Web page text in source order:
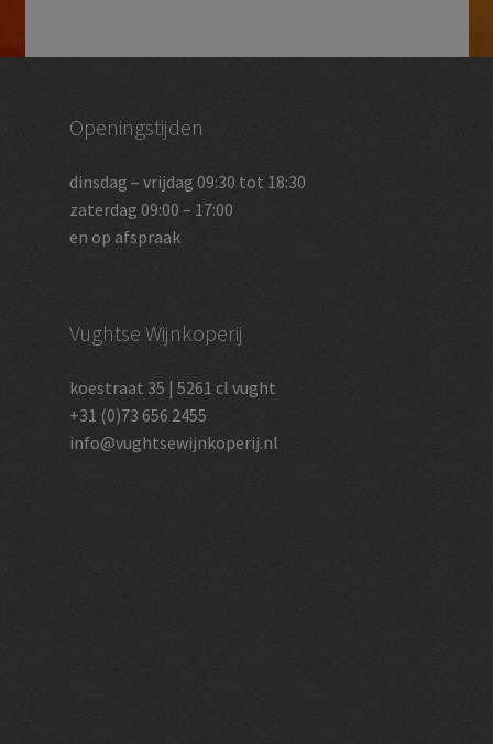
Openingstijden
dinsdag – vrijdag 09:30 tot 18:30
zaterdag 09:00 – 17:00
en op afspraak
Vughtse Wijnkoperij
koestraat 35 | 5261 cl vught
+31 (0)73 656 2455
info@vughtsewijnkoperij.nl